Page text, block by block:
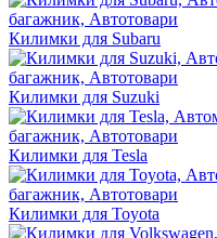
Килимки для Subaru
Килимки для Suzuki
Килимки для Tesla
Килимки для Toyota